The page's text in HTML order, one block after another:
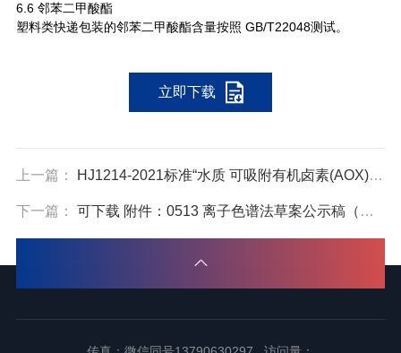
6.6 邻苯二甲酸酯
塑料类快递包装的邻苯二甲酸酯含量按照 GB/T22048测试。
立即下载
上一篇： HJ1214-2021标准“水质 可吸附有机卤素(AOX)的测定微库仑法”
下一篇： 可下载 附件：0513 离子色谱法草案公示稿（第一次）